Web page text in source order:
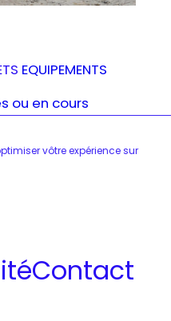
vôtre expérience sur
EQUIPEMENTS
ou en cours
Contact